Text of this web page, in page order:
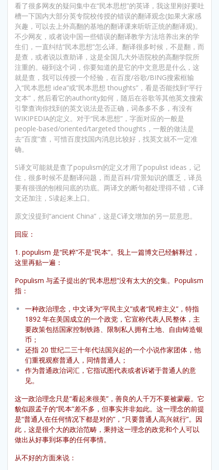
看了很多网友的疑问集中在“民本思想”的英译，我这里刚好要吐
槽一下国内大部分英专院校传授的错误的翻译观念(如果大家感
兴趣，可以去上外高翻的基地的翻译课来听听正统的翻译观)。
不少网友，或者说中国一些错误的翻译教学方法培养出来的学
生们，一直纠结“民本思想”怎么译。翻译很多时候，不是翻，而
是查，或者说以查助译，这是全国几大外语院校的高翻学院所
注重的。碰到这个词，你要知道的是它的中文意思是什么，这
就是查，我可以传授一个经验，在百度/谷歌/BING搜索框输
入“民本思想 idea”或“民本思想 thoughts”，看是否能找到“平行
文本”，然后看它的authority如何，随后在谷歌等其他英文搜索
引擎查询你找到的英文说法是否正确，词条多不多，有没有
WIKIPEDIA的定义。对于“民本思想”，字面对应的一般是
people-based/oriented/targeted thoughts，一般的做法是
去“百度”查，可惜百度找国内消息比较好，找英文就不一定准
确。
S译文可能就是查了populism的定义才用了populist ideas，记
住，很多时候不是翻译问题，而是百科/背景知识的匮乏，译员
要有很强的刨根问底的功底。两译文的断句都处理得不错，C译
文还加注，S读起来上口。
原文没提到“ancient China”，这是C译文增加的另一层意思。
回应：
1. populism 是“民粹”不是“民本”。我上一篇博文已经解释过，
这里再贴一遍：
Populism 与孟子提出的“民本思想”没有太大的交集。Populism
指：
一种政治理念，中文译为“平民主义”或者“民粹主义”，特指
1892 年在美国成立的一个政党，它宣称代表人民整体，主
要政策包括国家控制铁路、限制私人拥有土地、自由铸造银
币；
还指 20 世纪二三十年代法国兴起的一个小说作家团体，他
们重视观察普通人，同情普通人；
作为普通政治词汇，它指试图代表或者诉诸于普通人的意
见。
这一政治理念只是“看起来很美”，善良的人千万不要被蒙蔽。它
貌似跟孟子的“民本”差不多，但事实并非如此。这一理念的前提
是“普通人在任何情况下都是对的”，“只要普通人高兴就行”。因
此，这是很个大的政治范畴，秉持这一理念的政党和个人可以
做出从好事到坏事的任何事情。
从不好的方面来说：